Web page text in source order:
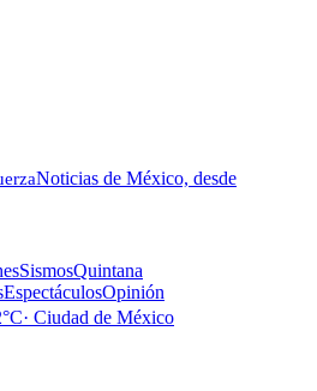
Noticias de México, desde
SismosQuintana
EspectáculosOpinión
°C· Ciudad de México